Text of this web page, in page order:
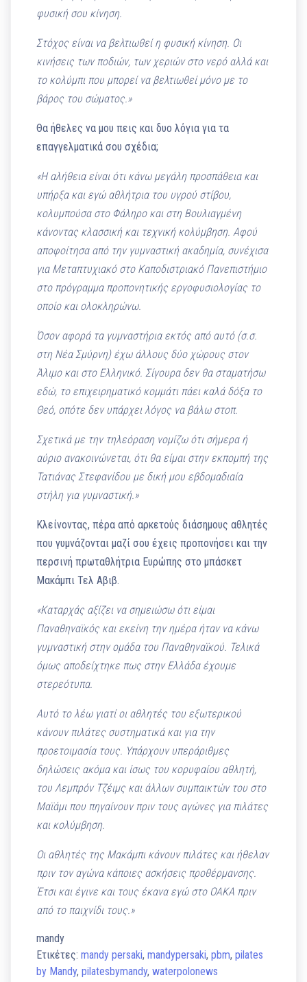
φυσική σου κίνηση.
Στόχος είναι να βελτιωθεί η φυσική κίνηση. Οι
κινήσεις των ποδιών, των χεριών στο νερό αλλά και
το κολύμπι που μπορεί να βελτιωθεί μόνο με το
βάρος του σώματος.»
Θα ήθελες να μου πεις και δυο λόγια για τα
επαγγελματικά σου σχέδια;
«Η αλήθεια είναι ότι κάνω μεγάλη προσπάθεια και
υπήρξα και εγώ αθλήτρια του υγρού στίβου,
κολυμπούσα στο Φάληρο και στη Βουλιαγμένη
κάνοντας κλασσική και τεχνική κολύμβηση. Αφού
αποφοίτησα από την γυμναστική ακαδημία, συνέχισα
για Μεταπτυχιακό στο Καποδιστριακό Πανεπιστήμιο
στο πρόγραμμα προπονητικής εργοφυσιολογίας το
οποίο και ολοκληρώνω.
Όσον αφορά τα γυμναστήρια εκτός από αυτό (σ.σ.
στη Νέα Σμύρνη) έχω άλλους δύο χώρους στον
Άλιμο και στο Ελληνικό. Σίγουρα δεν θα σταματήσω
εδώ, το επιχειρηματικό κομμάτι πάει καλά δόξα το
Θεό, οπότε δεν υπάρχει λόγος να βάλω στοπ.
Σχετικά με την τηλεόραση νομίζω ότι σήμερα ή
αύριο ανακοινώνεται, ότι θα είμαι στην εκπομπή της
Τατιάνας Στεφανίδου με δική μου εβδομαδιαία
στήλη για γυμναστική.»
Κλείνοντας, πέρα από αρκετούς διάσημους αθλητές
που γυμνάζονται μαζί σου έχεις προπονήσει και την
περσινή πρωταθλήτρια Ευρώπης στο μπάσκετ
Μακάμπι Τελ Αβιβ.
«Καταρχάς αξίζει να σημειώσω ότι είμαι
Παναθηναϊκός και εκείνη την ημέρα ήταν να κάνω
γυμναστική στην ομάδα του Παναθηναϊκού. Τελικά
όμως αποδείχτηκε πως στην Ελλάδα έχουμε
στερεότυπα.
Αυτό το λέω γιατί οι αθλητές του εξωτερικού
κάνουν πιλάτες συστηματικά και για την
προετοιμασία τους. Υπάρχουν υπεράριθμες
δηλώσεις ακόμα και ίσως του κορυφαίου αθλητή,
του Λεμπρόν Τζέιμς και άλλων συμπαικτών του στο
Μαϊάμι που πηγαίνουν πριν τους αγώνες για πιλάτες
και κολύμβηση.
Οι αθλητές της Μακάμπι κάνουν πιλάτες και ήθελαν
πριν τον αγώνα κάποιες ασκήσεις προθέρμανσης.
Έτσι και έγινε και τους έκανα εγώ στο ΟΑΚΑ πριν
από το παιχνίδι τους.»
mandy
Ετικέτες:mandy persaki,mandypersaki,pbm,pilates
by Mandy,pilatesbymandy,waterpolonews